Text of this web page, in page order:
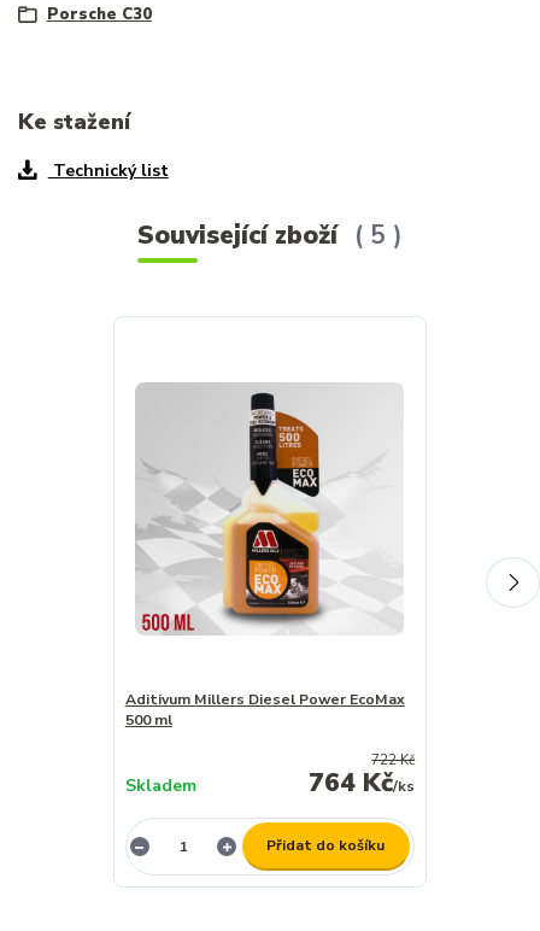
Porsche C30
Ke stažení
Technický list
Související zboží 5
Aditivum Millers Diesel Power EcoMax
500 ml
722 Kč
764 Kč/ks
Skladem
Přidat do košíku